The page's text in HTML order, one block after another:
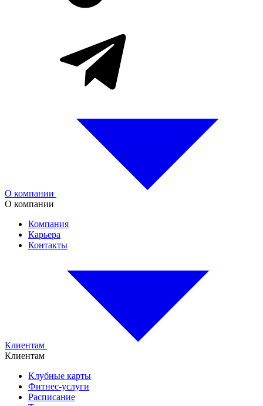
О компании
О компании
Компания
Карьера
Контакты
Клиентам
Клиентам
Клубные карты
Фитнес-услуги
Расписание